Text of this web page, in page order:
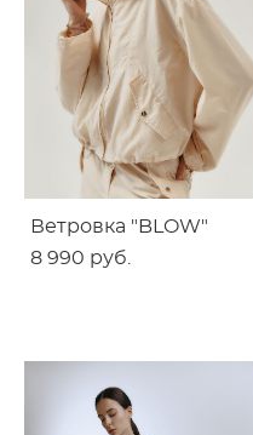
Ветровка "BLOW"
8 990 pуб.